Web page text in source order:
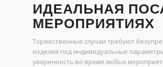
ИДЕАЛЬНАЯ
МЕРОПРИЯТИЯХ
Торжественные случаи требуют
изделия под индивидуальные
уверенность во время любых